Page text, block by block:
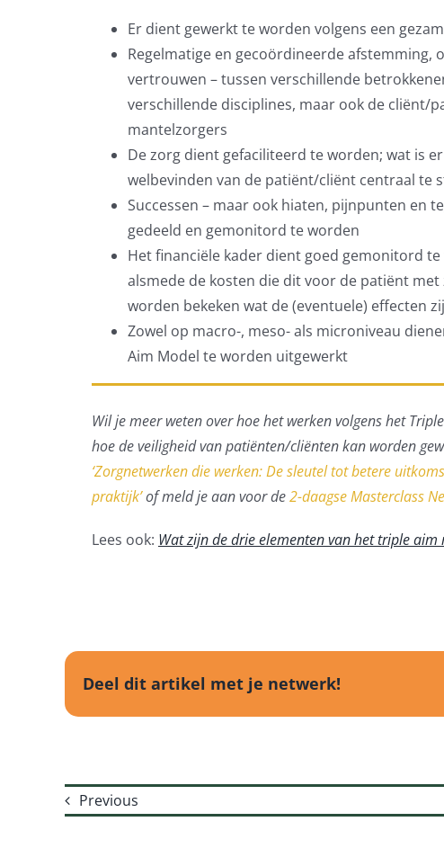
Er dient gewerkt te worden volgens een
Regelmatige en gecoördineerde afstemming,
vertrouwen – tussen verschillende
verschillende disciplines, maar ook de cliënt/
mantelzorgers
De zorg dient gefaciliteerd te worden; wat is
welbevinden van de patiënt/cliënt centraal te
Successen – maar ook hiaten, pijnpunten en
gedeeld en gemonitord te worden
Het financiële kader dient goed gemonitord
alsmede de kosten die dit voor de patiënt
worden bekeken wat de (eventuele) effecten
Zowel op macro-, meso- als microniveau
Aim Model te worden uitgewerkt
Wil je meer weten over hoe het werken volgens het
hoe de veiligheid van patiënten/cliënten kan worden
‘Zorgnetwerken die werken: De sleutel tot betere
praktijk’of meld je aan voor de2-daagse Masterclass
Lees ook: Wat zijn de drie elementen van het triple aim
Deel dit artikel met je netwerk!
Previous